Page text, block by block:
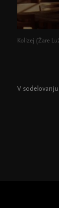
Kolizej (Žare
V